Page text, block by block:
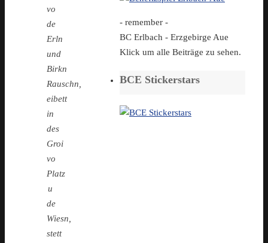
vo
de
Erln
und
Birkn
Rauschn,
eibett
in
des
Groi
vo
Platz
u
de
Wiesn,
stett
- remember -
BC Erlbach - Erzgebirge Aue
Klick um alle Beiträge zu sehen.
BCE Stickerstars